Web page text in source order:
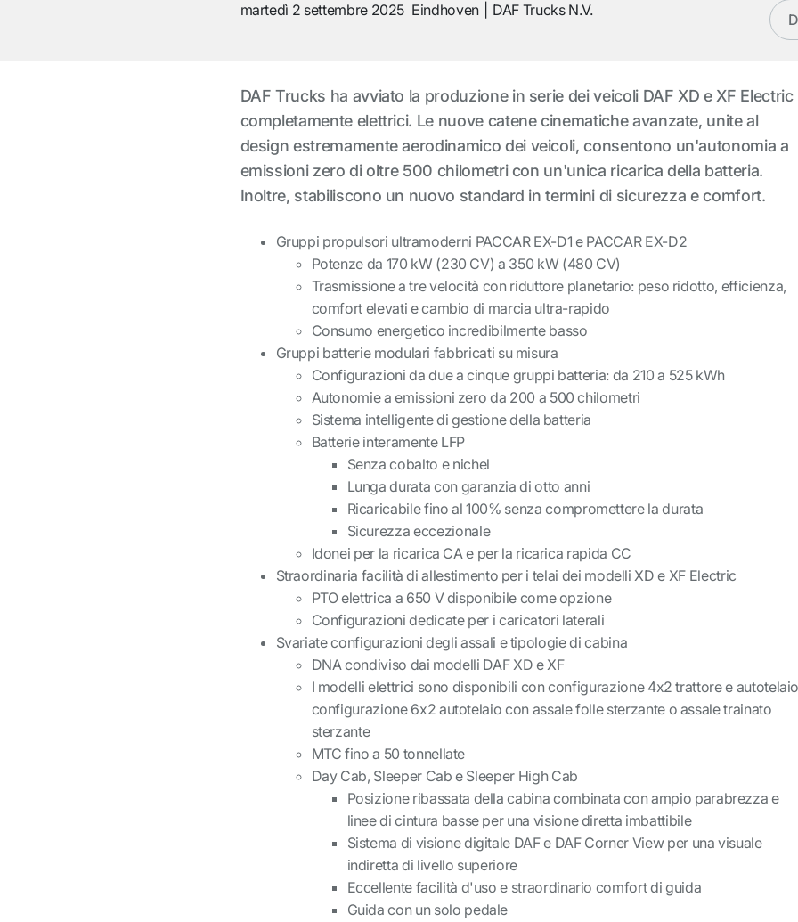
martedì 2 settembre 2025 Eindhoven DAF Trucks N.V.
DAF Trucks ha avviato la produzione in serie dei veicoli DAF XD e XF Electric
completamente elettrici. Le nuove catene cinematiche avanzate, unite al
design estremamente aerodinamico dei veicoli, consentono un'autonomia a
emissioni zero di oltre 500 chilometri con un'unica ricarica della batteria.
Inoltre, stabiliscono un nuovo standard in termini di sicurezza e comfort.
Gruppi propulsori ultramoderni PACCAR EX-D1 e PACCAR EX-D2
Potenze da 170 kW (230 CV) a 350 kW (480 CV)
Trasmissione a tre velocità con riduttore planetario: peso ridotto, efficienza,
comfort elevati e cambio di marcia ultra-rapido
Consumo energetico incredibilmente basso
Gruppi batterie modulari fabbricati su misura
Configurazioni da due a cinque gruppi batteria: da 210 a 525 kWh
Autonomie a emissioni zero da 200 a 500 chilometri
Sistema intelligente di gestione della batteria
Batterie interamente LFP
Senza cobalto e nichel
Lunga durata con garanzia di otto anni
Ricaricabile fino al 100% senza compromettere la durata
Sicurezza eccezionale
Idonei per la ricarica CA e per la ricarica rapida CC
Straordinaria facilità di allestimento per i telai dei modelli XD e XF Electric
PTO elettrica a 650 V disponibile come opzione
Configurazioni dedicate per i caricatori laterali
Svariate configurazioni degli assali e tipologie di cabina
DNA condiviso dai modelli DAF XD e XF
I modelli elettrici sono disponibili con configurazione 4x2 trattore e
configurazione 6x2 autotelaio con assale folle sterzante o assale trainato
sterzante
MTC fino a 50 tonnellate
Day Cab, Sleeper Cab e Sleeper High Cab
Posizione ribassata della cabina combinata con ampio parabrezza e
linee di cintura basse per una visione diretta imbattibile
Sistema di visione digitale DAF e DAF Corner View per una visuale
indiretta di livello superiore
Eccellente facilità d'uso e straordinario comfort di guida
Guida con un solo pedale